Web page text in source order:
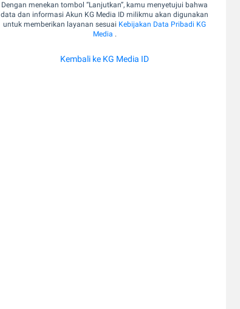
Dengan menekan tombol “Lanjutkan”, kamu menyetujui bahwa
data dan informasi Akun KG Media ID milikmu akan digunakan
untuk memberikan layanan sesuai Kebijakan Data Pribadi KG
Media .
Kembali ke KG Media ID